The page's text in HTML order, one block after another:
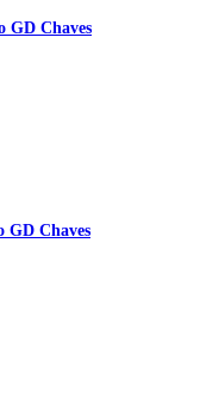
GD Chaves
GD Chaves